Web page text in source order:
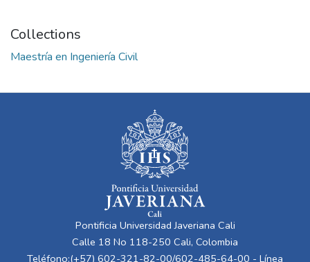
Collections
Maestría en Ingeniería Civil
Pontificia Universidad Javeriana Cali
Calle 18 No 118-250 Cali, Colombia
Teléfono:(+57) 602-321-82-00/602-485-64-00 - Línea